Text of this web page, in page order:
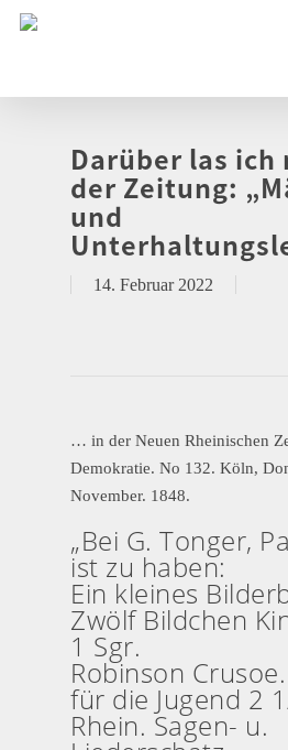
Darüber las ich
der Zeitung:
und
14. Februar 2022
… in der Neuen Rheinischen
Demokratie. No 132. Köln,
November. 1848.
„Bei G. Tonger,
ist zu haben:
Ein kleines
Zwölf Bildchen
1 Sgr.
Robinson
für die Jugend 2
Rhein. Sagen- u.